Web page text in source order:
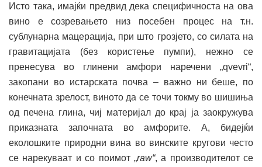
Исто така, имајќи предвид дека специфичноста на ова
вино е созревањето низ посебен процес на т.н.
сублунарна мацерација, при што грозјето, со силата на
гравитацијата (без користење пумпи), нежно се
пренесува во глинени амфори наречени „qvevri“,
закопани во истарската почва – важно ни беше, по
конечната зрелост, виното да се точи токму во шишиња
од печена глина, чиј материјал до крај ја заокружува
приказната започната во амфорите. А, бидејќи
еколошките природни вина во винските кругови често
се нарекуваат и со поимот „raw“, а производителот се